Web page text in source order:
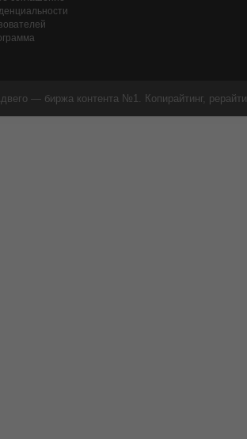
— биржа контента №1. Копирайтинг,